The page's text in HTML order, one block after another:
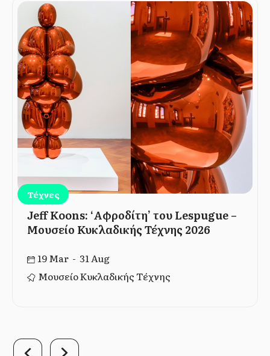
Τέχνες
Jeff Koons: ‘Αφροδίτη’ του Lespugue –
Μουσείο Κυκλαδικής Τέχνης 2026
19 Mar - 31 Aug
Μουσείο Κυκλαδικής Τέχνης